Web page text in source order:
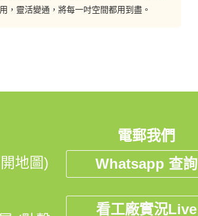
，靈活變通，將每一吋空間都用到盡。
地圖)
電郵我們
Whatsapp 查詢
看工廠實況Live